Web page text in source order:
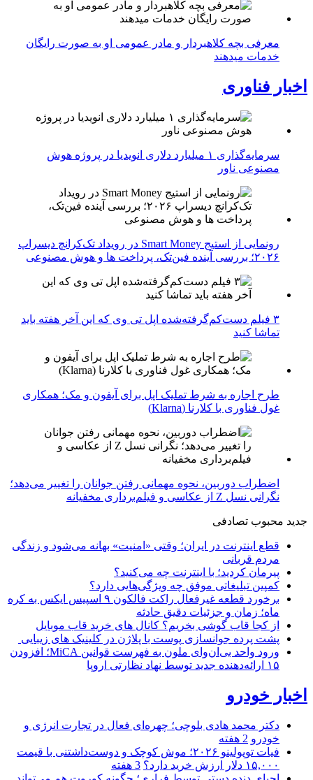
معرفی بچه کلاهبردار و مادر عمومی او به صورت رایگان
خدمات میدهند
اخبار فناوری
سرمایه‌گذاری ۱ میلیارد دلاری انویدیا در پروژه هوش
مصنوعی ناور
رونمایی از استیج Smart Money در رویداد تک‌کرانچ دیسراپ
۲۰۲۶؛ بررسی آینده فین‌تک، پرداخت‌ ها و هوش مصنوعی
۳ فیلم دست‌کم‌گرفته‌شده اپل تی وی که این آخر هفته باید
تماشا کنید
طرح اجاره به شرط تملیک اپل برای آیفون و مک؛ همکاری
غول فناوری با کلارنا (Klarna)
اضطراب دوربین، نحوه مهمانی رفتن جوانان را تغییر می‌دهد؛
نگرانی نسل Z از عکاسی و فیلم‌برداری مخفیانه
جدید محبوب تصادفی
قطع اینترنت در ایران؛ وقتی «امنیت» بهانه می‌شود و زندگی
مردم قربانی
پیرمان کردید؛ با اینترنت چه می‌کنید؟
کمپین تبلیغاتی موفق چه ویژگی‌هایی دارد؟
برخورد قطعه غیرفعال راکت فالکون ۹ اسپیس ایکس به کره
ماه؛ زمان و جزئیات دقیق حادثه
از کجا قاب گوشی بخریم؟ کانال های خرید قاب موبایل
پشت پرده جوانسازی پوست با پلاژن در کلینیک های زیبایی
ورود واحد بی‌ان‌وای ملون به فهرست قوانین MiCA؛ افزودن
۱۵ ارائه‌دهنده جدید توسط نهاد نظارتی اروپا
اخبار خودرو
دکتر محمد هادی بلوچی؛ چهره‌ای فعال در تجارت انرژی و
خودرو 2 هفته
فیات توپولینو ۲۰۲۶؛ موش کوچک و دوست‌داشتنی با قیمت
۱۵,۰۰۰ دلار ارزش خرید دارد؟
3 هفته